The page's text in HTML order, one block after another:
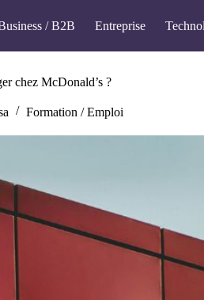
/ B2B Entreprise
chez McDonald’s ?
Formation / Emploi